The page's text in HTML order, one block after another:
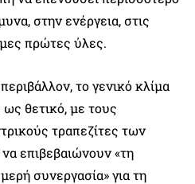
στην ενέργεια, στις
πρώτες ύλες.
το γενικό κλίμα
θετικό, με τους
τραπεζίτες των
επιβεβαιώνουν «τη
συνεργασία» για τη